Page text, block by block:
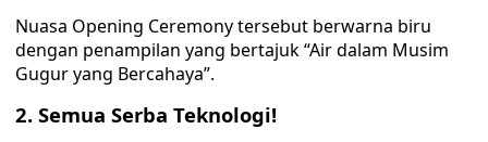
Nuasa Opening Ceremony tersebut berwarna biru
dengan penampilan yang bertajuk “Air dalam Musim
Gugur yang Bercahaya”.
2. Semua Serba Teknologi!